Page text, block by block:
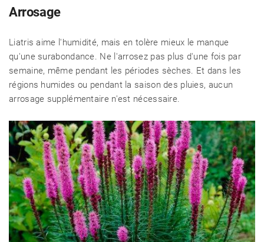
Arrosage
Liatris aime l'humidité, mais en tolère mieux le manque
qu'une surabondance. Ne l'arrosez pas plus d'une fois par
semaine, même pendant les périodes sèches. Et dans les
régions humides ou pendant la saison des pluies, aucun
arrosage supplémentaire n'est nécessaire.